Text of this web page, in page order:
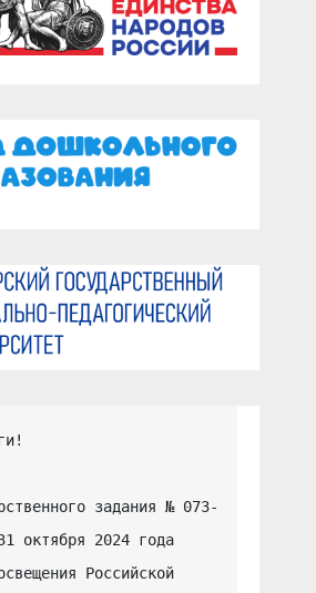
задания № 073-
октября 2024 года
Российской